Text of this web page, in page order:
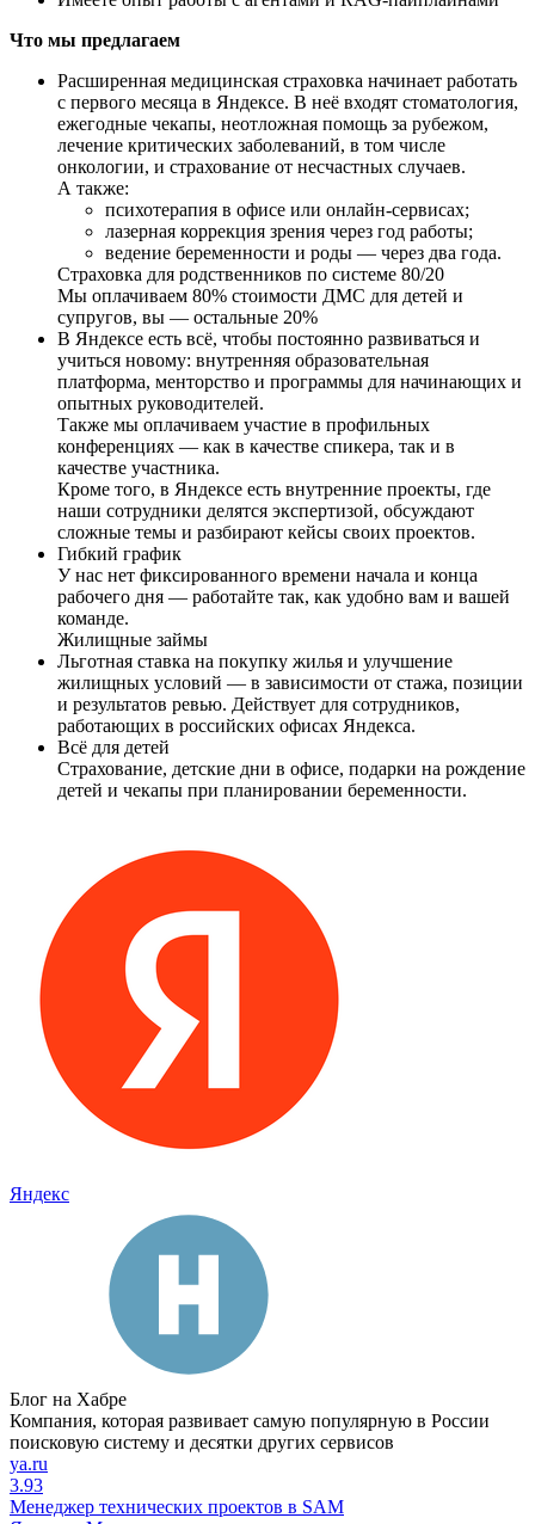
Что мы предлагаем
Расширенная медицинская страховка начинает работать
с первого месяца в Яндексе. В неё входят стоматология,
ежегодные чекапы, неотложная помощь за рубежом,
лечение критических заболеваний, в том числе
онкологии, и страхование от несчастных случаев.
А также:
психотерапия в офисе или онлайн-сервисах;
лазерная коррекция зрения через год работы;
ведение беременности и роды — через два года.
Страховка для родственников по системе 80/20
Мы оплачиваем 80% стоимости ДМС для детей и
супругов, вы — остальные 20%
В Яндексе есть всё, чтобы постоянно развиваться и
учиться новому: внутренняя образовательная
платформа, менторство и программы для начинающих и
опытных руководителей.
Также мы оплачиваем участие в профильных
конференциях — как в качестве спикера, так и в
качестве участника.
Кроме того, в Яндексе есть внутренние проекты, где
наши сотрудники делятся экспертизой, обсуждают
сложные темы и разбирают кейсы своих проектов.
Гибкий график
У нас нет фиксированного времени начала и конца
рабочего дня — работайте так, как удобно вам и вашей
команде.
Жилищные займы
Льготная ставка на покупку жилья и улучшение
жилищных условий — в зависимости от стажа, позиции
и результатов ревью. Действует для сотрудников,
работающих в российских офисах Яндекса.
Всё для детей
Страхование, детские дни в офисе, подарки на рождение
детей и чекапы при планировании беременности.
Яндекс
Блог на Хабре
Компания, которая развивает самую популярную в России
поисковую систему и десятки других сервисов
ya.ru
3.93
Менеджер технических проектов в SAM